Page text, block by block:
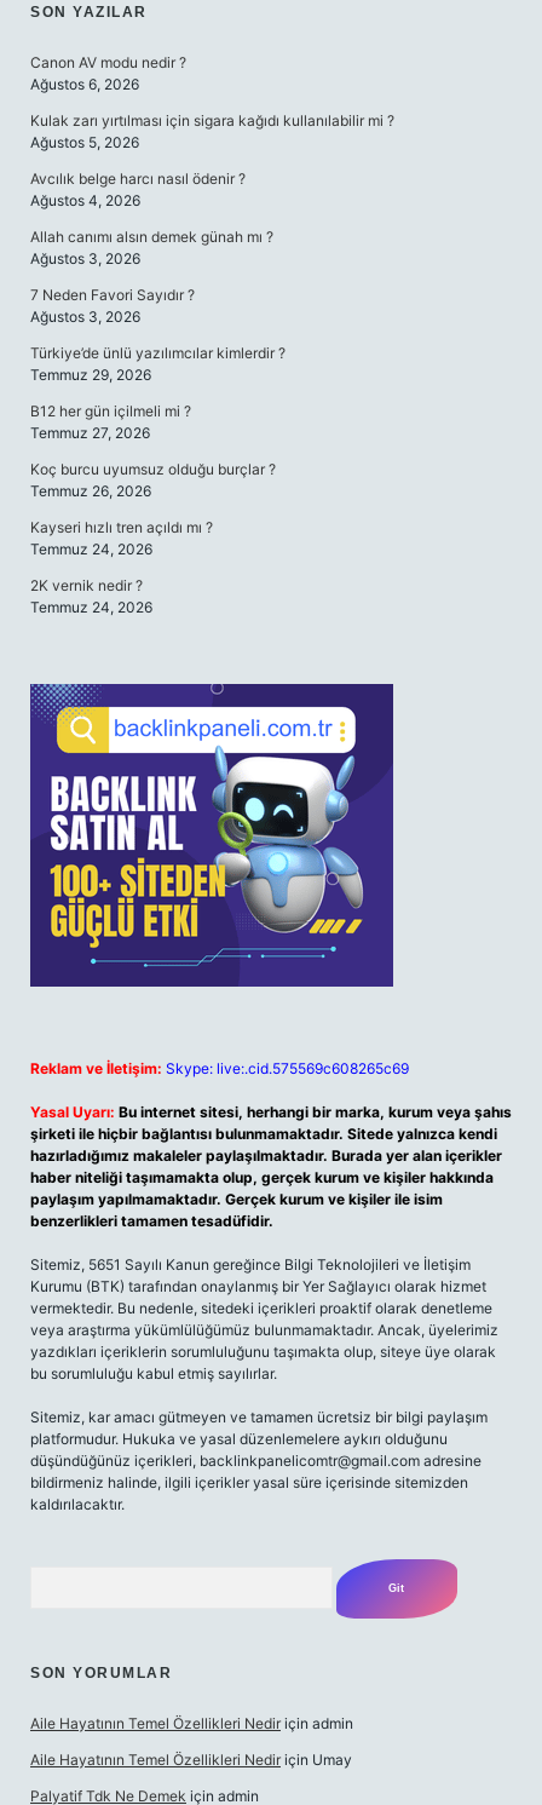
SIDEBAR
SON YAZILAR
Canon AV modu nedir ?
Ağustos 6, 2026
Kulak zarı yırtılması için sigara kağıdı kullanılabilir mi ?
Ağustos 5, 2026
Avcılık belge harcı nasıl ödenir ?
Ağustos 4, 2026
Allah canımı alsın demek günah mı ?
Ağustos 3, 2026
7 Neden Favori Sayıdır ?
Ağustos 3, 2026
Türkiye’de ünlü yazılımcılar kimlerdir ?
Temmuz 29, 2026
B12 her gün içilmeli mi ?
Temmuz 27, 2026
Koç burcu uyumsuz olduğu burçlar ?
Temmuz 26, 2026
Kayseri hızlı tren açıldı mı ?
Temmuz 24, 2026
2K vernik nedir ?
Temmuz 24, 2026
Reklam ve İletişim: Skype: live:.cid.575569c608265c69
Yasal Uyarı: Bu internet sitesi, herhangi bir marka, kurum veya şahıs
şirketi ile hiçbir bağlantısı bulunmamaktadır. Sitede yalnızca kendi
hazırladığımız makaleler paylaşılmaktadır. Burada yer alan içerikler
haber niteliği taşımamakta olup, gerçek kurum ve kişiler hakkında
paylaşım yapılmamaktadır. Gerçek kurum ve kişiler ile isim
benzerlikleri tamamen tesadüfidir.
Sitemiz, 5651 Sayılı Kanun gereğince Bilgi Teknolojileri ve İletişim
Kurumu (BTK) tarafından onaylanmış bir Yer Sağlayıcı olarak hizmet
vermektedir. Bu nedenle, sitedeki içerikleri proaktif olarak denetleme
veya araştırma yükümlülüğümüz bulunmamaktadır. Ancak, üyelerimiz
yazdıkları içeriklerin sorumluluğunu taşımakta olup, siteye üye olarak
bu sorumluluğu kabul etmiş sayılırlar.
Sitemiz, kar amacı gütmeyen ve tamamen ücretsiz bir bilgi paylaşım
platformudur. Hukuka ve yasal düzenlemelere aykırı olduğunu
düşündüğünüz içerikleri, backlinkpanelicomtr@gmail.com adresine
bildirmeniz halinde, ilgili içerikler yasal süre içerisinde sitemizden
kaldırılacaktır.
SON YORUMLAR
Aile Hayatının Temel Özellikleri Nedir için admin
Aile Hayatının Temel Özellikleri Nedir için Umay
Palyatif Tdk Ne Demek için admin